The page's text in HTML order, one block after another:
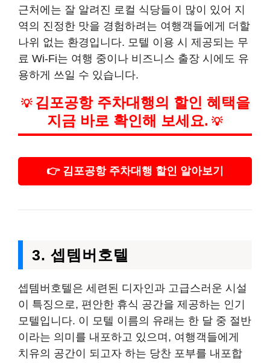
근처에는 잘 알려진 로컬 식당들이 많이 있어 지
역의 진정한 맛을 경험하려는 여행객들에게 더할
나위 없는 환경입니다. 모텔 이용 시 제공되는 무
료 Wi-Fi는 여행 중이나 비즈니스 출장 시에도 유
용하게 쓰일 수 있습니다.
💡 김포공항 주차대행의 할인 혜택을
지금 바로 확인해 보세요. 💡
👉 김포공항 주차대행 할인 알아보기
3. 셉템버호텔
셉템버호텔은 세련된 디자인과 고급스러운 시설
이 특징으로, 편안한 휴식 공간을 제공하는 인기
모텔입니다. 이 모텔 이름의 유래는 한 달 중 절반
이라는 의미를 내포하고 있으며, 여행객들에게
치유의 공간이 되고자 하는 당찬 포부를 내포합